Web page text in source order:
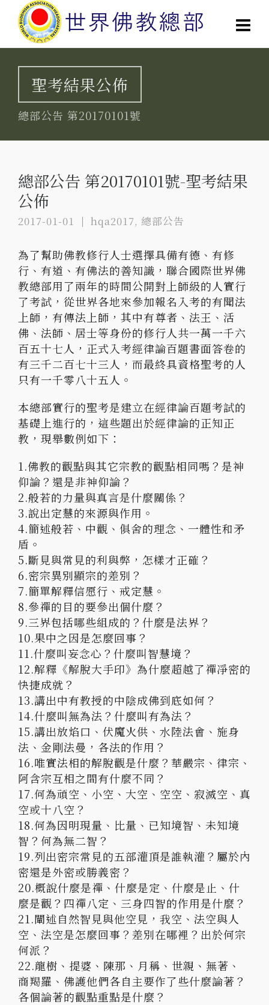
聖考結果公佈
總部公告 第20170101號
總部公告 第20170101號-聖考結果
公佈
2017-01-01 hqa2017, 總部公告
為了幫助佛教修行人士選擇具備有德、有修
行、有道、有佛法的善知識，聯合國際世界佛
教總部用了兩年的時間公開對上師級的人實行
了考試，從世界各地來參加報名入考的有聞法
上師，有傳法上師，其中有尊者、法王、活
佛、法師、居士等身份的修行人共一萬一千六
百五十七人，正式入考經律論百題書面答卷的
有三千二百七十三人，而最終具資格聖考的人
只有一千零八十五人。
本總部實行的聖考是建立在經律論百題考試的
基礎上進行的，這些題出於經律論的正知正
教，現舉數例如下：
1.佛教的觀點與其它宗教的觀點相同嗎？是神
仰論？還是非神仰論？
2.般若的力量與真言是什麼關係？
3.說出定慧的來源與作用。
4.簡述般若、中觀、俱舍的理念、一體性和矛
盾。
5.斷見與常見的利與弊，怎樣才正確？
6.密宗異別顯宗的差別？
7.簡單解釋信愿行、戒定慧。
8.參禪的目的要參出個什麼？
9.三界包括哪些組成的？什麼是法界？
10.果中之因是怎麼回事？
11.什麼叫妄念心？什麼叫智慧境？
12.解釋《解脫大手印》為什麼超越了禪凈密的
快捷成就？
13.講出中有教授的中陰成佛到底如何？
14.什麼叫無為法？什麼叫有為法？
15.講出放焰口、伏魔火供、水陸法會、施身
法、金剛法曼，各法的作用？
16.唯實法相的解脫觀是什麼？華嚴宗、律宗、
阿含宗互相之間有什麼不同？
17.何為頑空、小空、大空、空空、寂滅空、真
空或十八空？
18.何為因明現量、比量、已知境智、未知境
智？何為無二智？
19.列出密宗常見的五部灌頂是誰執灌？屬於內
密還是外密或勝義密？
20.概說什麼是禪、什麼是定、什麼是止、什
麼是觀？四禪八定、三身四智的作用是什麼？
21.闡述自然智見與他空見，我空、法空與人
空、法空是怎麼回事？差別在哪裡？出於何宗
何派？
22.龍樹、提婆、陳那、月稱、世親、無著、
商羯羅、佛護他們各自主要作了些什麼論著？
各個論著的觀點重點是什麼？